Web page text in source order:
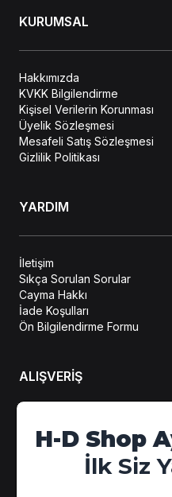
KURUMSAL
Hakkımızda
KVKK Bilgilendirme
Kişisel Verilerin Korunması
Üyelik Sözleşmesi
Mesafeli Satış Sözleşmesi
Gizlilik Politikası
YARDIM
İletişim
Sıkça Sorulan Sorular
Cayma Hakkı
İade Koşulları
Ön Bilgilendirme Formu
ALIŞVERİŞ
Hesabım
Sipariş Takip
Kampanya Detayları
H-D Shop
İlk Siz